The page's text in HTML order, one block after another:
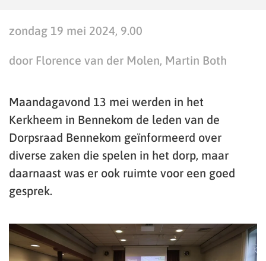
zondag 19 mei 2024, 9.00
door Florence van der Molen, Martin Both
Maandagavond 13 mei werden in het
Kerkheem in Bennekom de leden van de
Dorpsraad Bennekom geïnformeerd over
diverse zaken die spelen in het dorp, maar
daarnaast was er ook ruimte voor een goed
gesprek.